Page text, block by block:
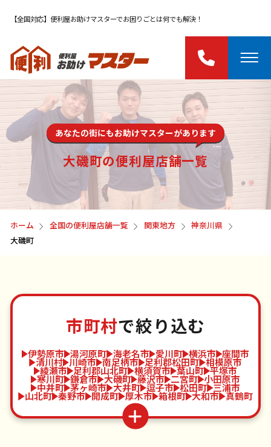
【全国対応】便利屋お助けマスターでお困りごとは何でも解決！
あなたの街にもお助けマスターがあります
大磯町の便利屋店舗一覧
ホーム 全国の便利屋店舗一覧 関東地方
神奈川県
大磯町
市町村で絞り込む
伊勢原市 湯河原町 海老名市 愛川町 横浜市 座間市
清川村 川崎市 南足柄市 足利郡松田町 相模原市
綾瀬市 足利郡山北町 横須賀市 葉山町 平塚市
寒川町 鎌倉市 大磯町 藤沢市 二宮町 小田原市
中井町 茅ヶ崎市 大井町 逗子市 松田町 三浦市
山北町 秦野市 開成町 厚木市 箱根町 大和市 真鶴町